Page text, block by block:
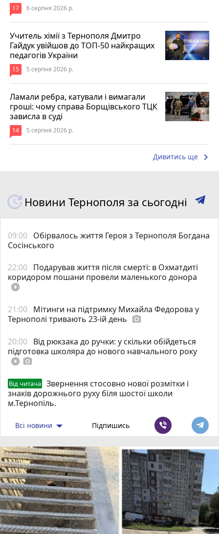
17 6 серпня 2026 р.
Учитель хімії з Тернополя Дмитро
Гайдук увійшов до ТОП-50 найкращих
педагогів України
15 5 серпня 2026 р.
Ламали ребра, катували і вимагали
гроші: чому справа Борщівського ТЦК
зависла в суді
14 5 серпня 2026 р.
Дивитись ще keyboard_arrow_right
Новини Тернополя за сьогодні
09:00 Обірвалось життя Героя з Тернополя Богдана
Сосінського
22:00 Подарував життя після смерті: в Охматдиті
коридором пошани провели маленького донора
play_circle_filled
21:00 Мітинги на підтримку Михайла Федорова у
Тернополі тривають 23-ій день photo_camera
20:00 Від рюкзака до ручки: у скільки обійдеться
підготовка школяра до нового навчального року
play_circle_filled photo_camera
Від читача
Звернення стосовно нової розмітки і
знаків дорожнього руху біля шостої школи
м.Тернопіль.
Всі новини Підпишись